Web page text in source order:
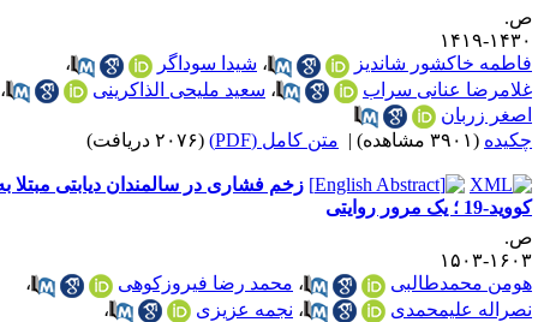
۱۴۱۹
خاکشور شاندیز
،شیدا سوداگر
،
عنانی سراب
،سعید ملیحی الذاکرینی
،
زربان
(۳۹۰۱ مشاهده) | متن کامل (PDF) (۲۰۷۶ دریافت)
زخم فشاری در سالمندان دیابتی مبتلا به
19 ؛ یک مرور روایتی
۱۵۰۳
محمدطالبی
،محمد رضا فیروزکوهی
،
علیمحمدی
،نجمه عزیزی
،